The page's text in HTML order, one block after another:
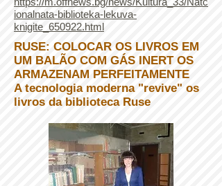
ionalnata-biblioteka-lekuva-
knigite_650922.html
RUSE: COLOCAR OS LIVROS EM
UM BALÃO COM GÁS INERT OS
ARMAZENAM PERFEITAMENTE
A tecnologia moderna "revive" os
livros da biblioteca Ruse